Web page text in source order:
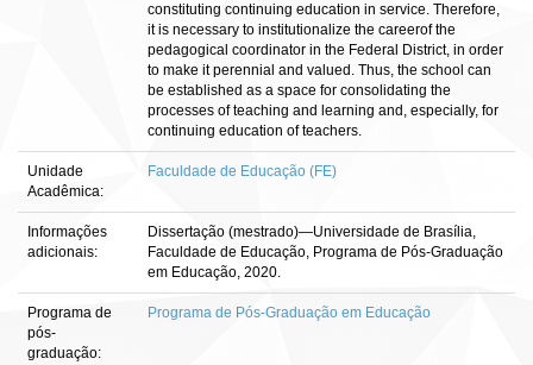
constituting continuing education in service. Therefore,
it is necessary to institutionalize the careerof the
pedagogical coordinator in the Federal District, in order
to make it perennial and valued. Thus, the school can
be established as a space for consolidating the
processes of teaching and learning and, especially, for
continuing education of teachers.
Unidade
Acadêmica:
Faculdade de Educação (FE)
Informações
adicionais:
Dissertação (mestrado)—Universidade de Brasília,
Faculdade de Educação, Programa de Pós-Graduação
em Educação, 2020.
Programa de
pós-
graduação:
Programa de Pós-Graduação em Educação